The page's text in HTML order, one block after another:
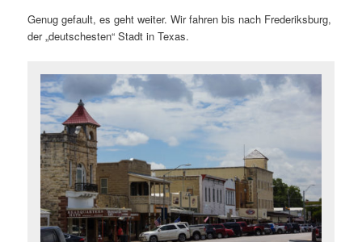
Genug gefault, es geht weiter. Wir fahren bis nach Frederiksburg,
der „deutschesten“ Stadt in Texas.